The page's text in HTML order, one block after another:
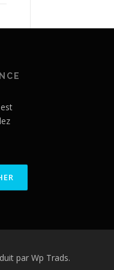
par Wp Trads.